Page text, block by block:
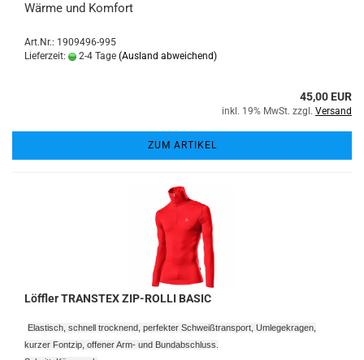
Wärme und Komfort
Art.Nr.: 1909496-995
Lieferzeit:
2-4 Tage (Ausland abweichend)
45,00 EUR
inkl. 19% MwSt. zzgl. Versand
ZUM ARTIKEL
Löffler TRANSTEX ZIP-ROLLI BASIC
Elastisch, schnell trocknend, perfekter Schweißtransport, Umlegekragen,
kurzer Fontzip, offener Arm- und Bundabschluss.